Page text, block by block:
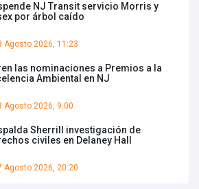
NJ Transit servicio Morris y
por árbol caído
Agosto 2026, 11:23
las nominaciones a Premios a la
Ambiental en NJ
Agosto 2026, 9:00
Sherrill investigación de
civiles en Delaney Hall
Agosto 2026, 20:20